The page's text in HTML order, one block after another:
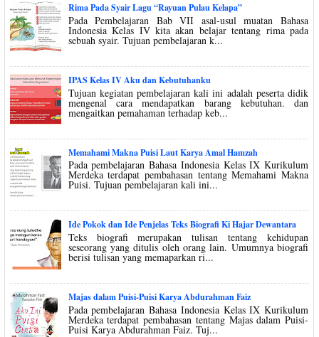
Rima Pada Syair Lagu “Rayuan Pulau Kelapa”
Pada Pembelajaran Bab VII asal-usul muatan Bahasa
Indonesia Kelas IV kita akan belajar tentang rima pada
sebuah syair. Tujuan pembelajaran k...
IPAS Kelas IV Aku dan Kebutuhanku
Tujuan kegiatan pembelajaran kali ini adalah peserta didik
mengenal cara mendapatkan barang kebutuhan. dan
mengaitkan pemahaman terhadap keb...
Memahami Makna Puisi Laut Karya Amal Hamzah
Pada pembelajaran Bahasa Indonesia Kelas IX Kurikulum
Merdeka terdapat pembahasan tentang Memahami Makna
Puisi. Tujuan pembelajaran kali ini...
Ide Pokok dan Ide Penjelas Teks Biografi Ki Hajar Dewantara
Teks biografi merupakan tulisan tentang kehidupan
seseorang yang ditulis oleh orang lain. Umumnya biografi
berisi tulisan yang memaparkan ri...
Majas dalam Puisi-Puisi Karya Abdurahman Faiz
Pada pembelajaran Bahasa Indonesia Kelas IX Kurikulum
Merdeka terdapat pembahasan tentang Majas dalam Puisi-
Puisi Karya Abdurahman Faiz. Tuj...